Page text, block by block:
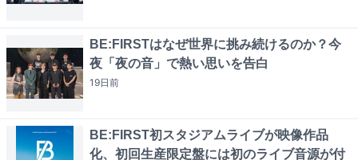
BE:FIRSTはなぜ世界に挑み続けるのか？今
夜「夜の音」で熱い思いを告白
19日前
BE:FIRST初スタジアムライブが映像作品
化、初回生産限定盤には初のライブ音源が付